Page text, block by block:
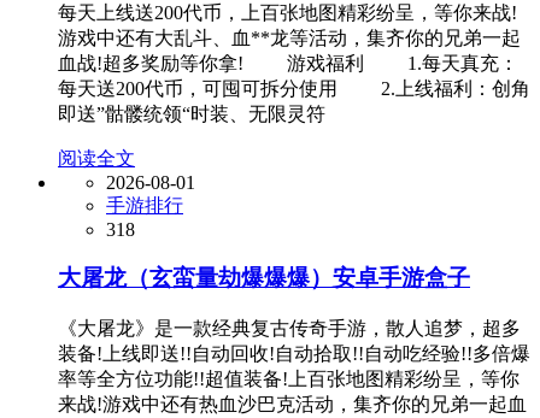
每天上线送200代币，上百张地图精彩纷呈，等你来战!
游戏中还有大乱斗、血**龙等活动，集齐你的兄弟一起
血战!超多奖励等你拿! 游戏福利 1.每天真充：
每天送200代币，可囤可拆分使用 2.上线福利：创角
即送”骷髅统领“时装、无限灵符
阅读全文
2026-08-01
手游排行
318
大屠龙（玄蛮量劫爆爆爆）安卓手游盒子
《大屠龙》是一款经典复古传奇手游，散人追梦，超多
装备!上线即送!!自动回收!自动拾取!!自动吃经验!!多倍爆
率等全方位功能!!超值装备!上百张地图精彩纷呈，等你
来战!游戏中还有热血沙巴克活动，集齐你的兄弟一起血